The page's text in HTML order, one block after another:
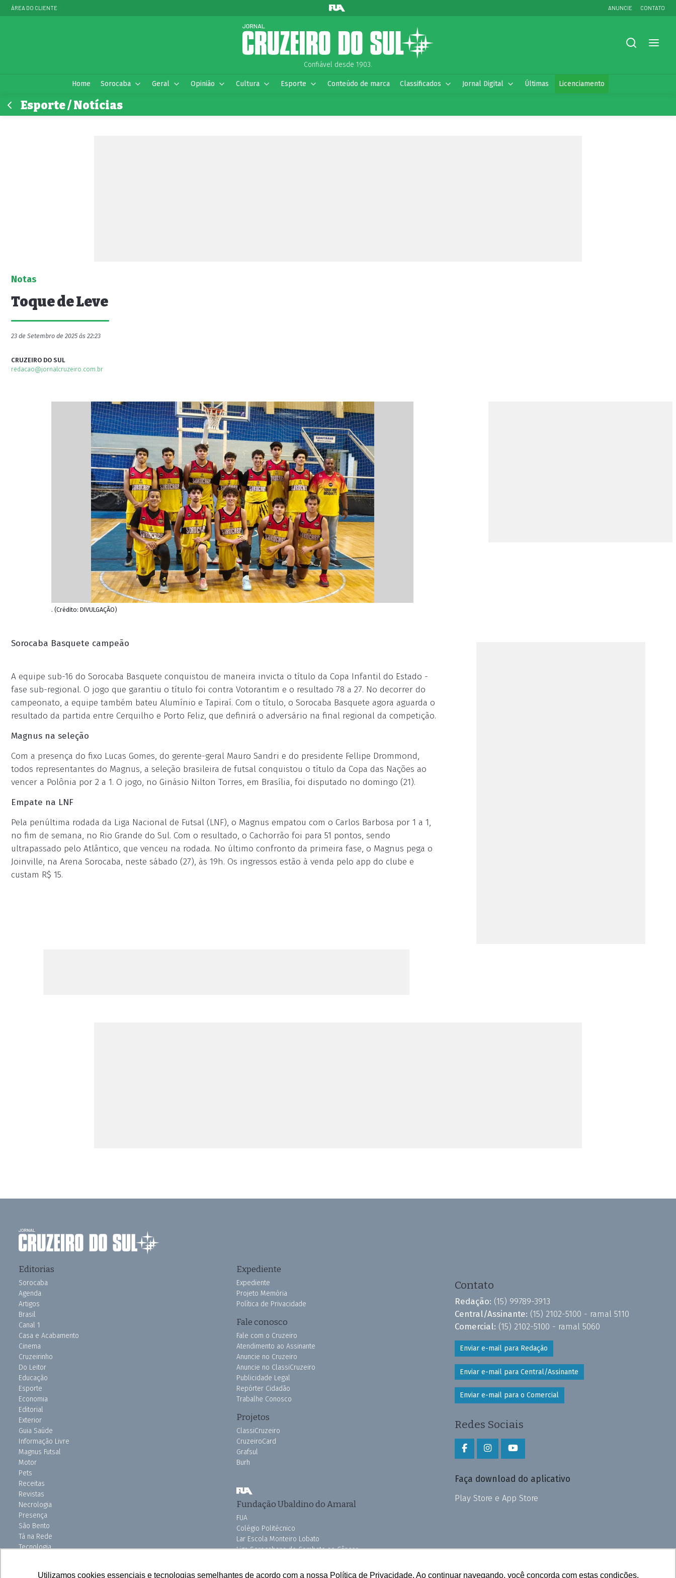
Utilizamos cookies essenciais e tecnologias semelhantes de acordo com a nossa Política de Privacidade. Ao continuar navegando, você concorda com estas condições.
ÁREA DO CLIENTE ANUNCIE CONTATO
Confiável desde 1903.
Home Sorocaba Geral Opinião Cultura Esporte Conteúdo de marca Classificados Jornal Digital Últimas Licenciamento
Esporte / Notícias
Notas
Toque de Leve
23 de Setembro de 2025 às 22:23
CRUZEIRO DO SUL
redacao@jornalcruzeiro.com.br
. (Crédito: DIVULGAÇÃO)
Sorocaba Basquete campeão
A equipe sub-16 do Sorocaba Basquete conquistou de maneira invicta o título da Copa Infantil do Estado -
fase sub-regional. O jogo que garantiu o título foi contra Votorantim e o resultado 78 a 27. No decorrer do
campeonato, a equipe também bateu Alumínio e Tapiraí. Com o título, o Sorocaba Basquete agora aguarda o
resultado da partida entre Cerquilho e Porto Feliz, que definirá o adversário na final regional da competição.
Magnus na seleção
Com a presença do fixo Lucas Gomes, do gerente-geral Mauro Sandri e do presidente Fellipe Drommond,
todos representantes do Magnus, a seleção brasileira de futsal conquistou o título da Copa das Nações ao
vencer a Polônia por 2 a 1. O jogo, no Ginásio Nilton Torres, em Brasília, foi disputado no domingo (21).
Empate na LNF
Pela penúltima rodada da Liga Nacional de Futsal (LNF), o Magnus empatou com o Carlos Barbosa por 1 a 1,
no fim de semana, no Rio Grande do Sul. Com o resultado, o Cachorrão foi para 51 pontos, sendo
ultrapassado pelo Atlântico, que venceu na rodada. No último confronto da primeira fase, o Magnus pega o
Joinville, na Arena Sorocaba, neste sábado (27), às 19h. Os ingressos estão à venda pelo app do clube e
custam R$ 15.
Editorias
Sorocaba
Agenda
Artigos
Brasil
Canal 1
Casa e Acabamento
Cinema
Cruzeirinho
Do Leitor
Educação
Esporte
Economia
Editorial
Exterior
Guia Saúde
Informação Livre
Magnus Futsal
Motor
Pets
Receitas
Revistas
Necrologia
Presença
São Bento
Tá na Rede
Tecnologia
Expediente
Expediente
Projeto Memória
Política de Privacidade
Fale conosco
Fale com o Cruzeiro
Atendimento ao Assinante
Anuncie no Cruzeiro
Anuncie no ClassiCruzeiro
Publicidade Legal
Repórter Cidadão
Trabalhe Conosco
Projetos
ClassiCruzeiro
CruzeiroCard
Grafsul
Burh
Fundação Ubaldino do Amaral
FUA
Colégio Politécnico
Lar Escola Monteiro Lobato
Liga Sorocabana de Combate ao Câncer
Pink do Bem OSSEL
Contato
Redação: (15) 99789-3913
Central/Assinante: (15) 2102-5100 - ramal 5110
Comercial: (15) 2102-5100 - ramal 5060
Enviar e-mail para Redação
Enviar e-mail para Central/Assinante
Enviar e-mail para o Comercial
Redes Sociais
Faça download do aplicativo
Play Store e App Store